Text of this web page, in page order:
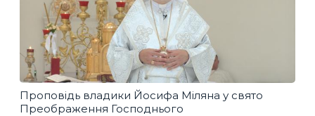
Проповідь владики Йосифа Міляна у свято
Преображення Господнього